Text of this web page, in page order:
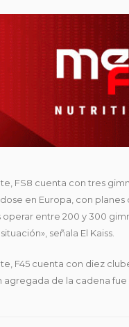
FS8 cuenta con tres
en Europa, con planes
entre 200 y 300
señala El Kaiss.
F45 cuenta con diez
agregada de la cadena fue